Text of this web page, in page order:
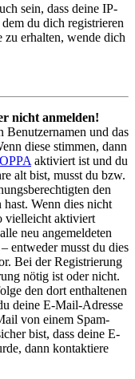
sein, dass deine IP-
du dich registrieren
erhalten, wende dich
nicht anmelden!
Benutzernamen und das
diese stimmen, dann
aktiviert ist und du
alt bist, musst du bzw.
den
Wenn dies nicht
vielleicht aktiviert
neu angemeldeten
entweder musst du dies
Bei der Registrierung
nötig ist oder nicht.
den dort enthaltenen
deine E-Mail-Adresse
von einem Spam-
bist, dass deine E-
dann kontaktiere